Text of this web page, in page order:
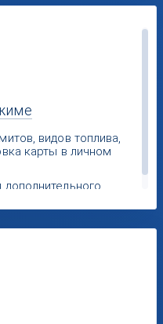
видов топлива,
карты в личном